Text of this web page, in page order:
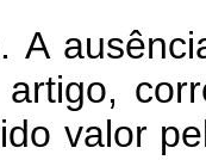
A
valor